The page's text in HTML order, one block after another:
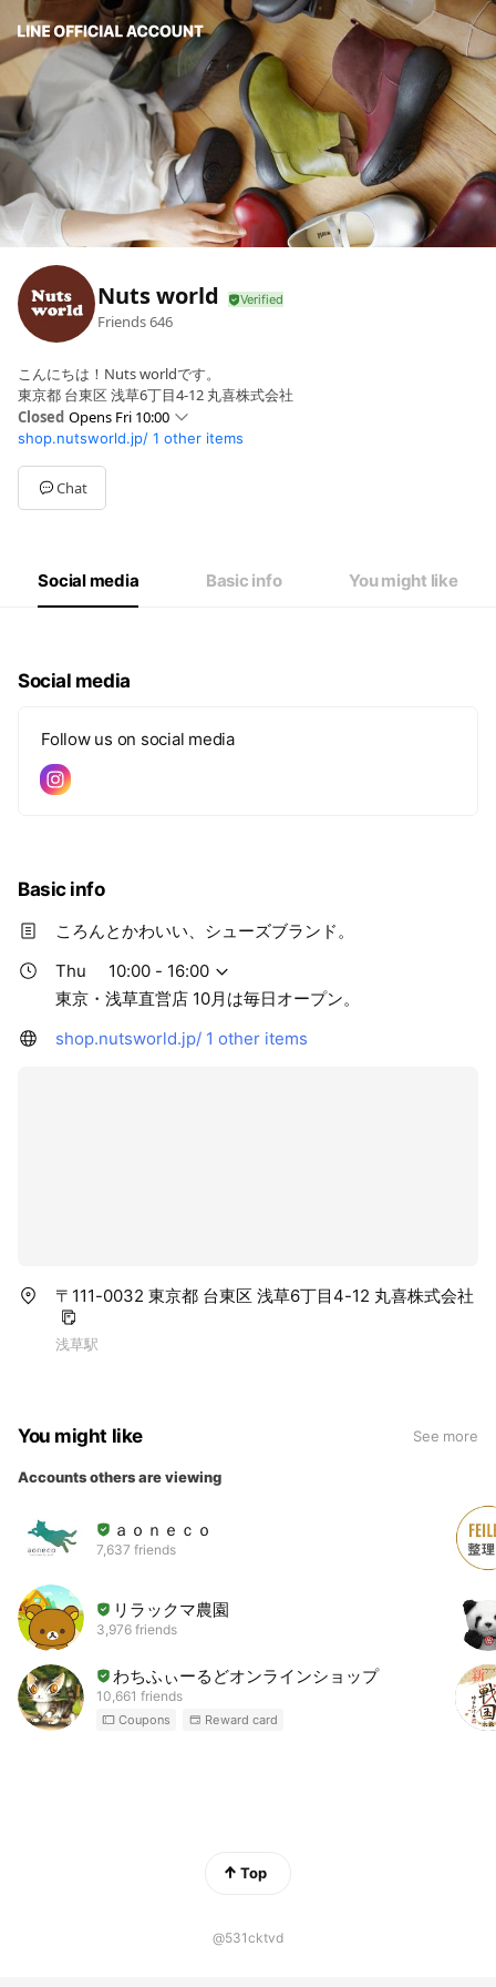
Nuts world
Friends646
こんにちは！Nuts worldです。
東京都 台東区 浅草6丁目4-12 丸喜株式会社
Closed Opens Fri 10:00
Sun10:00 - 16:00
Mon10:00 - 16:00
Tue10:00 - 16:00
Wed10:00 - 16:00
10:00 - 16:00
東京・浅草直営店 10月は毎日オープン。
shop.nutsworld.jp/ 1 other items
Chat
Social media Basic info You might like
Social media
Follow us on social media
Basic info
ころんとかわいい、シューズブランド。
Thu
10:00 - 16:00
東京・浅草直営店 10月は毎日オープン。
shop.nutsworld.jp/ 1 other items
〒111-0032 東京都 台東区 浅草6丁目4-12 丸喜株式会社
浅草駅
You might like See more
Accounts others are viewing
ａｏｎｅｃｏ
7,637 friends
リラックマ農園
3,976 friends
わちふぃーるどオンラインショップ
10,661 friends
Coupons Reward card
Top
@531cktvd